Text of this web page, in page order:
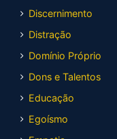
Discernimento
Distração
Domínio Próprio
Dons e Talentos
Educação
Egoísmo